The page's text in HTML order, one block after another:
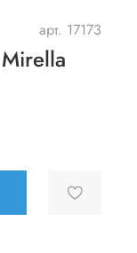
арт. 17173